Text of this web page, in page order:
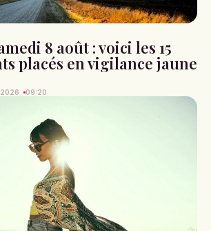
8 août : voici les 15
placés en vigilance jaune
09:20